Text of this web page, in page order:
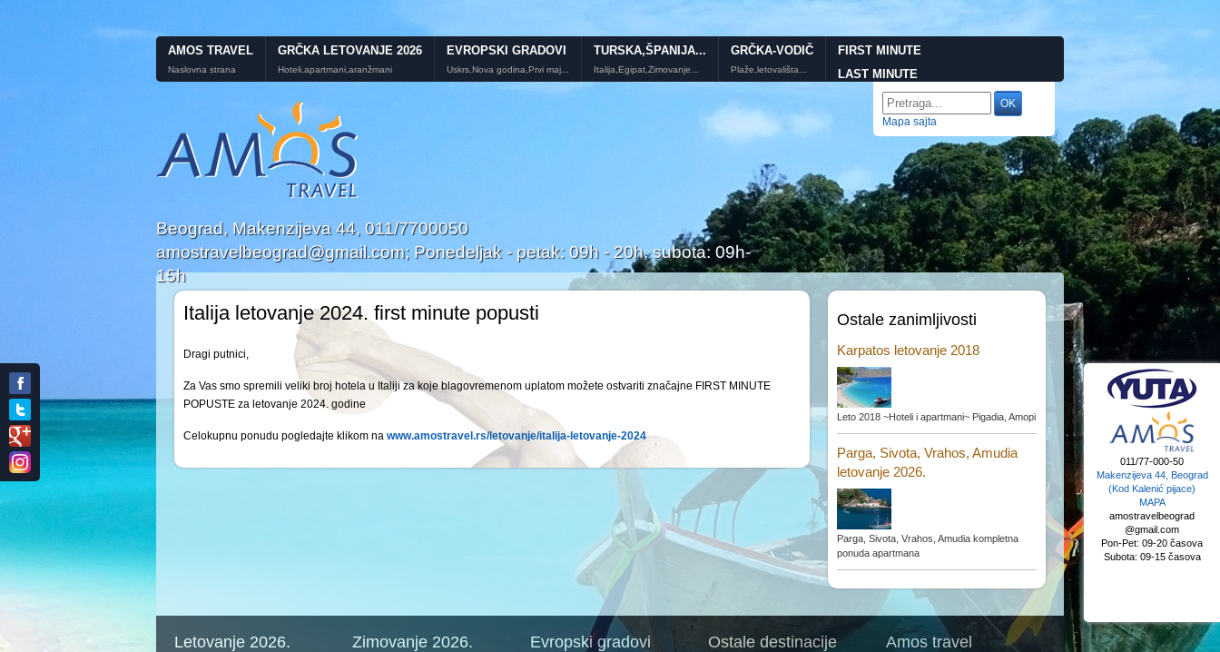
AMOS TRAVEL
Naslovna strana
GRČKA LETOVANJE 2026
Hoteli,apartmani,aranžmani
EVROPSKI GRADOVI
Uskrs,Nova godina,Prvi maj...
TURSKA,ŠPANIJA...
Italija,Egipat,Zimovanje...
GRČKA-VODIČ
Plaže,letovališta...
FIRST MINUTE
LAST MINUTE
Beograd, Makenzijeva 44, 011/7700050
amostravelbeograd@gmail.com; Ponedeljak - petak: 09h - 20h, subota: 09h-
15h
Mapa sajta
Italija letovanje 2024. first minute popusti
Dragi putnici,
Za Vas smo spremili veliki broj hotela u Italiji za koje blagovremenom uplatom možete ostvariti značajne FIRST MINUTE
POPUSTE za letovanje 2024. godine
Celokupnu ponudu pogledajte klikom na www.amostravel.rs/letovanje/italija-letovanje-2024
Ostale zanimljivosti
Karpatos letovanje 2018
Leto 2018 ~Hoteli i apartmani~ Pigadia, Amopi
Parga, Sivota, Vrahos, Amudia
letovanje 2026.
Parga, Sivota, Vrahos, Amudia kompletna
ponuda apartmana
Letovanje 2026. Zimovanje 2026. Evropski gradovi Ostale destinacije Amos travel
011/77-000-50
Makenzijeva 44, Beograd
(Kod Kalenić pijace)
MAPA
amostravelbeograd
@gmail.com
Pon-Pet: 09-20 časova
Subota: 09-15 časova